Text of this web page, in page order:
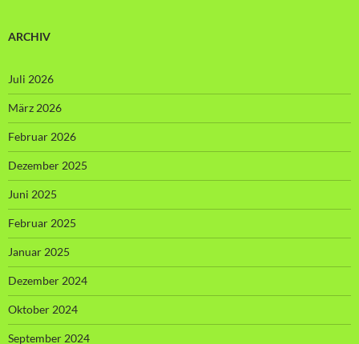
ARCHIV
Juli 2026
März 2026
Februar 2026
Dezember 2025
Juni 2025
Februar 2025
Januar 2025
Dezember 2024
Oktober 2024
September 2024